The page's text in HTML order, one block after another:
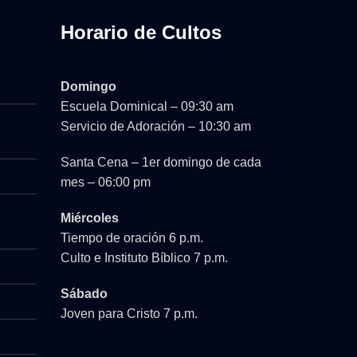
Horario de Cultos
Domingo
Escuela Dominical – 09:30 am
Servicio de Adoración – 10:30 am
Santa Cena – 1er domingo de cada
mes – 06:00 pm
Miércoles
Tiempo de oración 6 p.m.
Culto e Instituto Bíblico 7 p.m.
Sábado
Joven para Cristo 7 p.m.